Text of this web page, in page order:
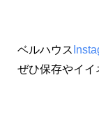
ベルハウス
ぜひ保存やイイ